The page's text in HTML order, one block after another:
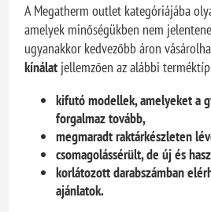
A Megatherm outlet kategóriájába
amelyek minőségükben nem
ugyanakkor kedvezőbb áron
kínálat jellemzően az alábbi
kifutó modellek, amelyeket a
forgalmaz tovább,
megmaradt raktárkészleten
csomagolássérült, de új és
korlátozott darabszámban
ajánlatok.